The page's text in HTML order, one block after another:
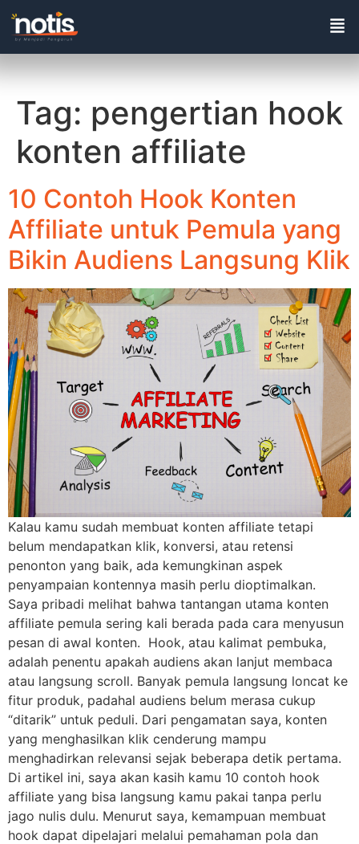
Tag: pengertian hook
konten affiliate
10 Contoh Hook Konten
Affiliate untuk Pemula yang
Bikin Audiens Langsung Klik
Kalau kamu sudah membuat konten affiliate tetapi
belum mendapatkan klik, konversi, atau retensi
penonton yang baik, ada kemungkinan aspek
penyampaian kontennya masih perlu dioptimalkan.
Saya pribadi melihat bahwa tantangan utama konten
affiliate pemula sering kali berada pada cara menyusun
pesan di awal konten. Hook, atau kalimat pembuka,
adalah penentu apakah audiens akan lanjut membaca
atau langsung scroll. Banyak pemula langsung loncat ke
fitur produk, padahal audiens belum merasa cukup
“ditarik” untuk peduli. Dari pengamatan saya, konten
yang menghasilkan klik cenderung mampu
menghadirkan relevansi sejak beberapa detik pertama.
Di artikel ini, saya akan kasih kamu 10 contoh hook
affiliate yang bisa langsung kamu pakai tanpa perlu
jago nulis dulu. Menurut saya, kemampuan membuat
hook dapat dipelajari melalui pemahaman pola dan